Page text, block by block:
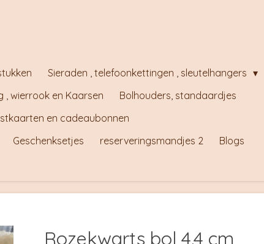
Sieraden , telefoonkettingen , sleutelhangers
, wierrook en Kaarsen
Bolhouders, standaardjes
en cadeaubonnen
Geschenksetjes reserveringsmandjes 2
Blogs
Rozekwarts bol 4.4 cm